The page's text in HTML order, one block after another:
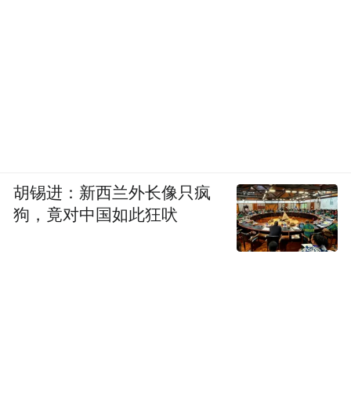
胡锡进：新西兰外长像只疯
狗，竟对中国如此狂吠